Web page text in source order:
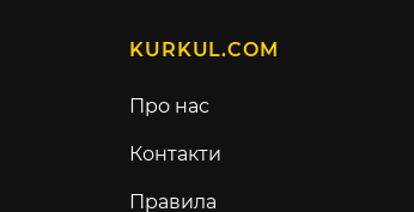
KURKUL.COM
Про нас
Контакти
Правила